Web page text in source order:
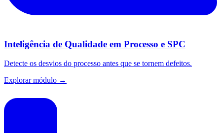
Inteligência de Qualidade em Processo e SPC
Detecte os desvios do processo antes que se tornem defeitos.
Explorar módulo →